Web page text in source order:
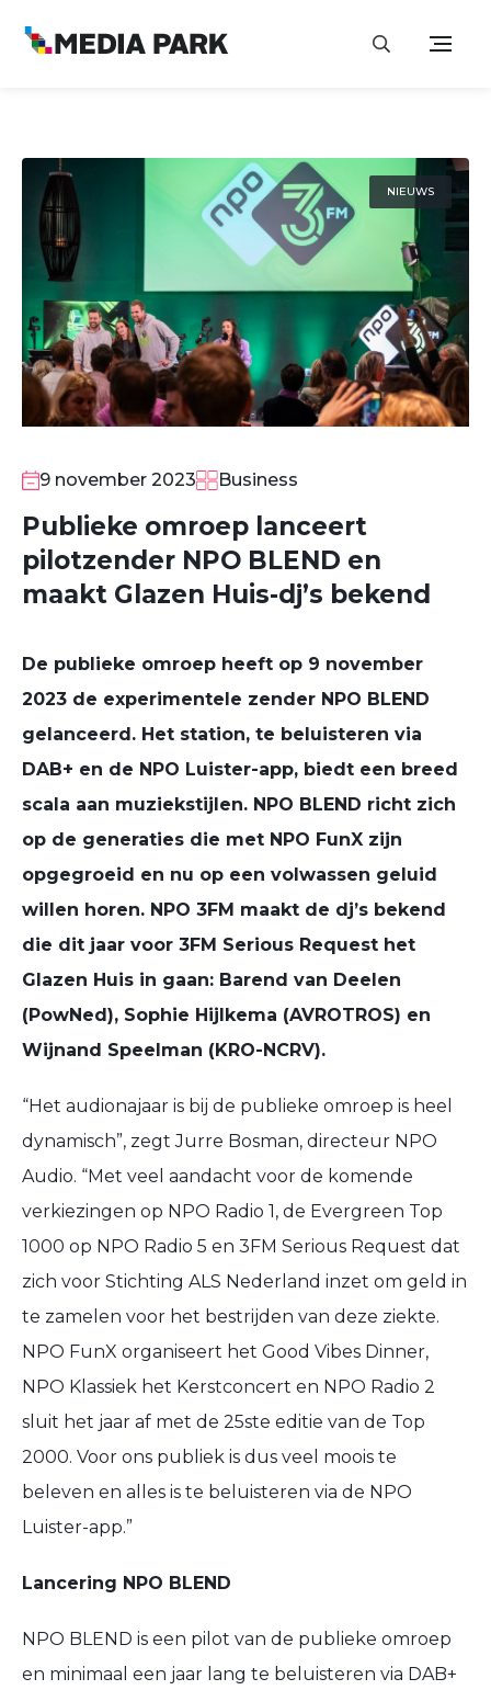
NIEUWS
9 november 2023 Business
Publieke omroep lanceert
pilotzender NPO BLEND en
maakt Glazen Huis-dj’s bekend
De publieke omroep heeft op 9 november
2023 de experimentele zender NPO BLEND
gelanceerd. Het station, te beluisteren via
DAB+ en de NPO Luister-app, biedt een breed
scala aan muziekstijlen. NPO BLEND richt zich
op de generaties die met NPO FunX zijn
opgegroeid en nu op een volwassen geluid
willen horen. NPO 3FM maakt de dj’s bekend
die dit jaar voor 3FM Serious Request het
Glazen Huis in gaan: Barend van Deelen
(PowNed), Sophie Hijlkema (AVROTROS) en
Wijnand Speelman (KRO-NCRV).
“Het audionajaar is bij de publieke omroep is heel
dynamisch”, zegt Jurre Bosman, directeur NPO
Audio. “Met veel aandacht voor de komende
verkiezingen op NPO Radio 1, de Evergreen Top
1000 op NPO Radio 5 en 3FM Serious Request dat
zich voor Stichting ALS Nederland inzet om geld in
te zamelen voor het bestrijden van deze ziekte.
NPO FunX organiseert het Good Vibes Dinner,
NPO Klassiek het Kerstconcert en NPO Radio 2
sluit het jaar af met de 25ste editie van de Top
2000. Voor ons publiek is dus veel moois te
beleven en alles is te beluisteren via de NPO
Luister-app.”
Lancering NPO BLEND
NPO BLEND is een pilot van de publieke omroep
en minimaal een jaar lang te beluisteren via DAB+